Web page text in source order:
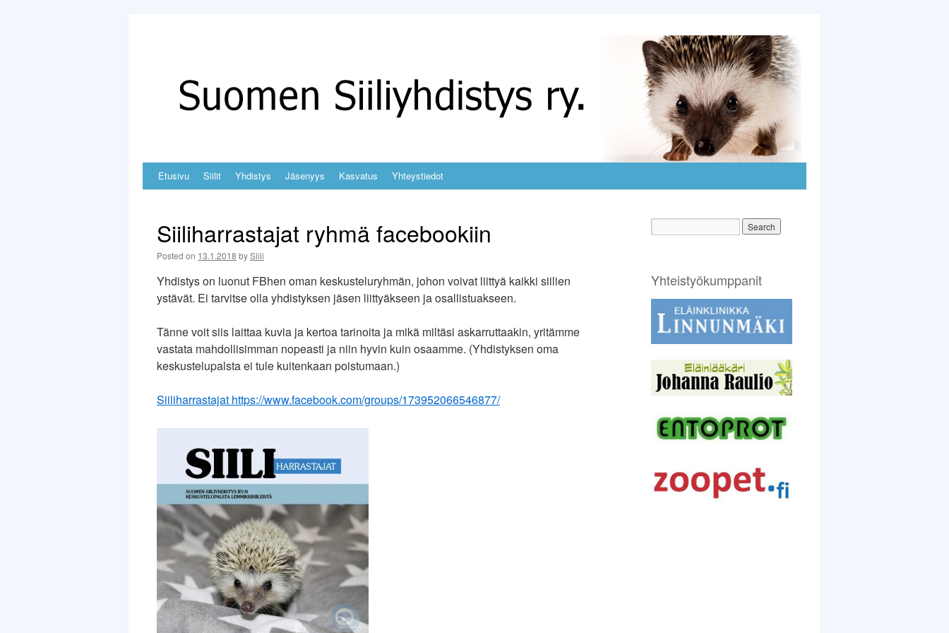
Skip
content
Etusivu Siilit Yhdistys Jäsenyys Kasvatus Yhteystiedot
Siiliharrastajat ryhmä facebookiin
Posted on 13.1.2018 bySiili
Yhdistys on luonut FBhen oman keskusteluryhmän, johon voivat liittyä kaikki siilien
ystävät. Ei tarvitse olla yhdistyksen jäsen liittyäkseen ja osallistuakseen.
Tänne voit siis laittaa kuvia ja kertoa tarinoita ja mikä miltäsi askarruttaakin, yritämme
vastata mahdollisimman nopeasti ja niin hyvin kuin osaamme. (Yhdistyksen oma
keskustelupalsta ei tule kuitenkaan poistumaan.)
Siiliharrastajat https://www.facebook.com/groups/173952066546877/
Yhteistyökumppanit